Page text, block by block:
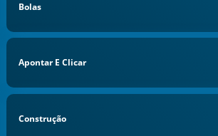
Bolas
Apontar E Clicar
Construção